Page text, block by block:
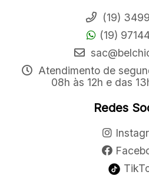
(19)
(19)
Atendimento de
08h às 12h e das
Redes